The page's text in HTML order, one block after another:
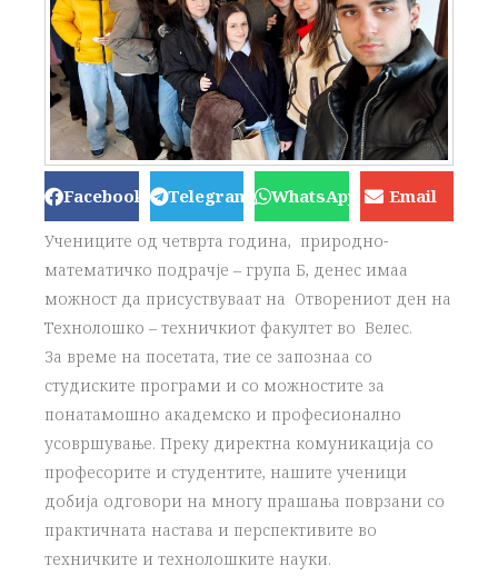
Facebook Telegram WhatsApp Email
Учениците од четврта година, природно-
математичко подрачје – група Б, денес имаа
можност да присуствуваат на Отворениот ден на
Технолошко – техничкиот факултет во Велес.
За време на посетата, тие се запознаа со
студиските програми и со можностите за
понатамошно академско и професионално
усовршување. Преку директна комуникација со
професорите и студентите, нашите ученици
добија одговори на многу прашања поврзани со
практичната настава и перспективите во
техничките и технолошките науки.